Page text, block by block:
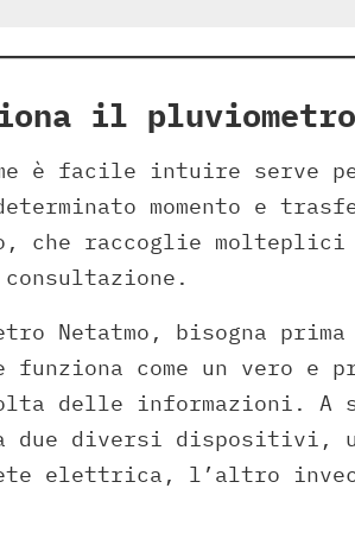
il pluviometro
è facile intuire serve
momento e
che raccoglie
Netatmo, bisogna
funziona come un vero e
delle informazioni. A
due diversi dispositivi,
elettrica, l’altro